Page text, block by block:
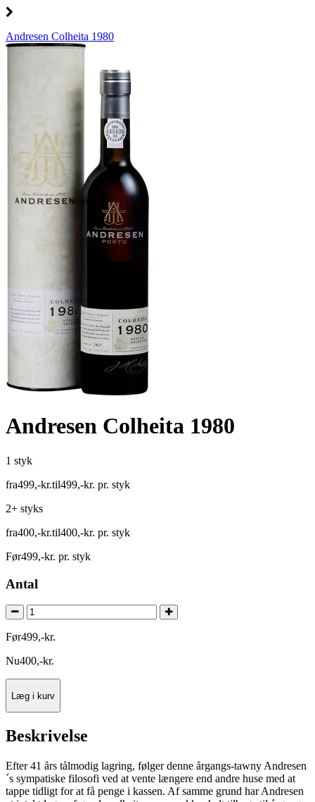
Andresen Colheita 1980
Andresen Colheita 1980
1 styk
fra499,-kr.til499,-kr. pr. styk
2+ styks
fra400,-kr.til400,-kr. pr. styk
Før499,-kr. pr. styk
Antal
Før499,-kr.
Nu400,-kr.
Læg i kurv
Beskrivelse
Efter 41 års tålmodig lagring, følger denne årgangs-tawny Andresen
´s sympatiske filosofi ved at vente længere end andre huse med at
tappe tidligt for at få penge i kassen. Af samme grund har Andresen